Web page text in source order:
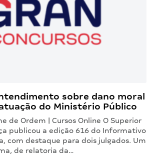
sobre dano moral
do Ministério Público
de Ordem | Cursos Online O Superior
publicou a edição 616 do Informativo
com destaque para dois julgados. Um
de relatoria da…